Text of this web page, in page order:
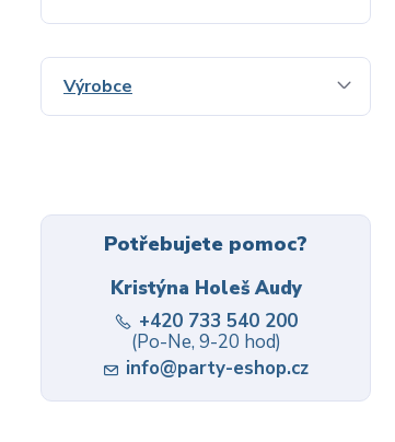
Výrobce
Potřebujete pomoc?
Kristýna Holeš Audy
+420 733 540 200
(Po-Ne, 9-20 hod)
info@party-eshop.cz